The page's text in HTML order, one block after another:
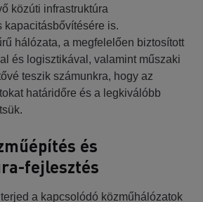
közúti infrastruktúra
kapacitásbővítésére is.
hálózata, a megfelelően biztosított
és logisztikával, valamint műszaki
teszik számunkra, hogy az
határidőre és a legkiválóbb
és
fejlesztés
a kapcsolódó közműhálózatok